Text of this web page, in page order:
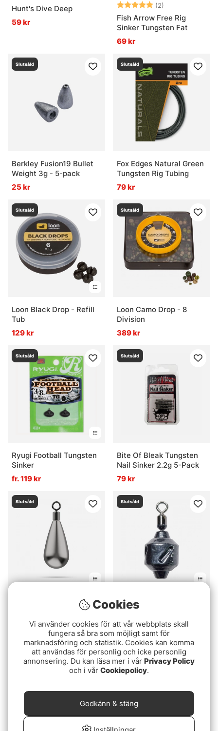
Vad är päronbly?
Vad är blyfria vikter?
Vad är en sortimentlåda med vikter?
Hunt's Dive Deep
59 kr
Betyg: (2)
Fish Arrow Free Rig
Sinker Tungsten Fat
69 kr
Slutsåld
Berkley Fusion19 Bullet
Weight 3g - 5-pack
25 kr
Slutsåld
Fox Edges Natural Green
Tungsten Rig Tubing
79 kr
Slutsåld
Loon Black Drop - Refill
Tub
129 kr
Slutsåld
Loon Camo Drop - 8
Division
389 kr
Slutsåld
Ryugi Football Tungsten
Sinker
fr. 119 kr
Slutsåld
Bite Of Bleak Tungsten
Nail Sinker 2.2g 5-Pack
79 kr
Slutsåld
Jaeger Tungsten Tear
119 kr
Slutsåld
Bumble Bee Down Shot
Free Sinker
69 kr
Slutsåld Slutsåld
Cookies
Vi använder cookies för att vår webbplats skall
fungera så bra som möjligt samt för
marknadsföring och statistik. Cookies kan komma
att användas för personlig och icke personlig
annonsering. Du kan läsa mer i vår Privacy Policy
och i vår Cookiepolicy.
Godkänn & stäng